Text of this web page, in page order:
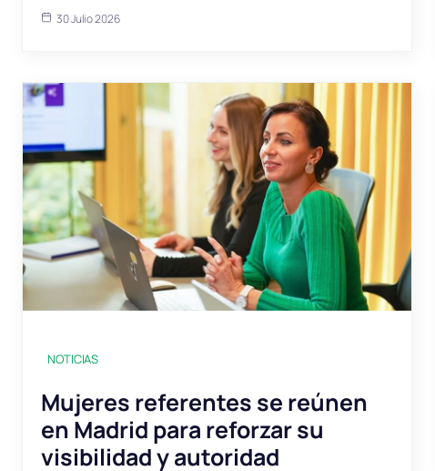
30 Julio 2026
NOTICIAS
Mujeres referentes se reúnen
en Madrid para reforzar su
visibilidad y autoridad